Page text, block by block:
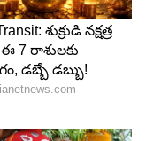
తీసుకోవడం
ఇల్లు తిరిగి
కలుపుకోవాలి కదా
అప్పుడు